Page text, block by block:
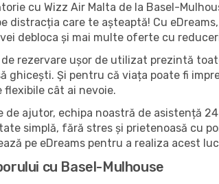
cu Wizz Air Malta de la Basel-
distracția care te așteaptă! Cu
vei debloca și mai multe oferte cu
rezervare ușor de utilizat prezintă
ghicești. Și pentru că viața poate fi
flexibile cât ai nevoie.
de ajutor, echipa noastră de asistență
simplă, fără stres și prietenoasă cu
pe eDreams pentru a realiza acest
cu Basel-Mulhouse